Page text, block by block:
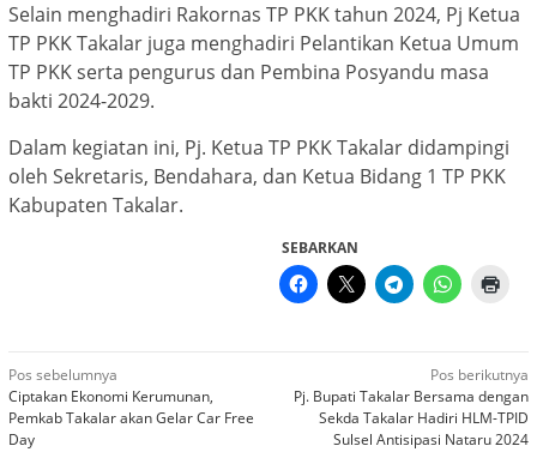
Selain menghadiri Rakornas TP PKK tahun 2024, Pj Ketua
TP PKK Takalar juga menghadiri Pelantikan Ketua Umum
TP PKK serta pengurus dan Pembina Posyandu masa
bakti 2024-2029.
Dalam kegiatan ini, Pj. Ketua TP PKK Takalar didampingi
oleh Sekretaris, Bendahara, dan Ketua Bidang 1 TP PKK
Kabupaten Takalar.
SEBARKAN
Navigasi
pos
Pos sebelumnya
Ciptakan Ekonomi Kerumunan,
Pemkab Takalar akan Gelar Car Free
Day
Pos berikutnya
Pj. Bupati Takalar Bersama dengan
Sekda Takalar Hadiri HLM-TPID
Sulsel Antisipasi Nataru 2024